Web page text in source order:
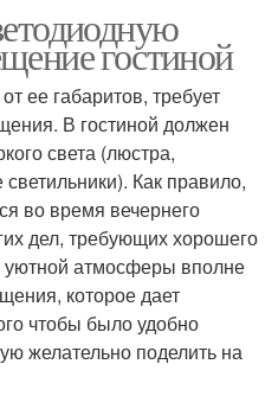
гостиной
ее габаритов, требует
В гостиной должен
света (люстра,
Как правило,
во время вечернего
дел, требующих хорошего
атмосферы вполне
которое дает
чтобы было удобно
желательно поделить на